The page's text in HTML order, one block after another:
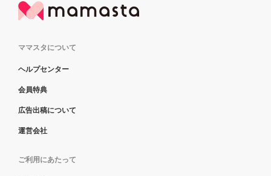
ママスタについて
ヘルプセンター
会員特典
広告出稿について
運営会社
ご利用にあたって